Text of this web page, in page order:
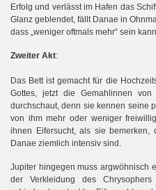
Erfolg und verlässt im Hafen das
Glanz geblendet, fällt Danae in
dass „weniger oftmals mehr“ sein
Zweiter Akt:
Das Bett ist gemacht für die
Gottes, jetzt die Gemahlinnen
durchschaut, denn sie kennen seine
von ihm mehr oder weniger
ihnen Eifersucht, als sie bemerken,
Danae ziemlich intensiv sind.
Jupiter hingegen muss argwöhnisch
der Verkleidung des